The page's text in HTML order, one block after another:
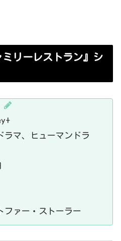
ミリーレストラン』シ
ラマ、ヒューマンドラ
ファー・ストーラー